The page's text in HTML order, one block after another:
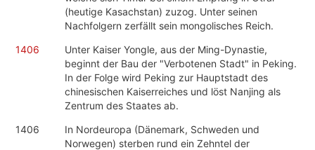
(heutige Kasachstan) zuzog. Unter seinen
Nachfolgern zerfällt sein mongolisches Reich.
1406
Unter Kaiser Yongle, aus der Ming-Dynastie,
beginnt der Bau der "Verbotenen Stadt" in Peking.
In der Folge wird Peking zur Hauptstadt des
chinesischen Kaiserreiches und löst Nanjing als
Zentrum des Staates ab.
1406
In Nordeuropa (Dänemark, Schweden und
Norwegen) sterben rund ein Zehntel der